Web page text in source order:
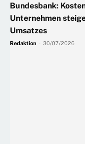
Bundesbank:
Unternehmen
Umsatzes
Redaktion 30/07/2026